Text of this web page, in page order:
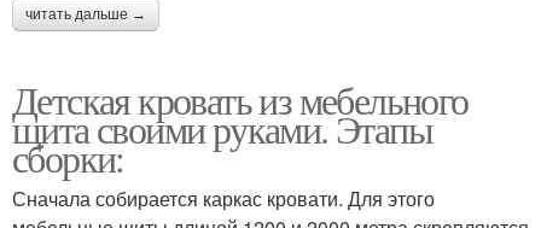
читать дальше →
Детская кровать из мебельного
щита своими руками. Этапы
сборки:
Сначала собирается каркас кровати. Для этого